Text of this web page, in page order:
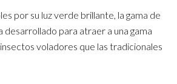
por su luz verde brillante, la gama de
desarrollado para atraer a una gama
voladores que las tradicionales